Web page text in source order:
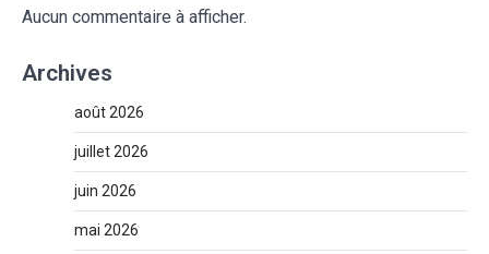
Aucun commentaire à afficher.
Archives
août 2026
juillet 2026
juin 2026
mai 2026